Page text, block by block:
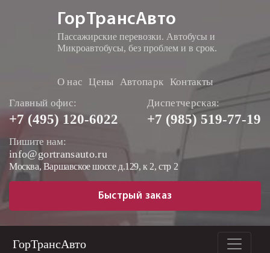
ГорТрансАвто
Пассажирские перевозки. Автобусы и
Микроавтобусы, без проблем и в срок.
О нас Цены Автопарк Контакты
Главный офис:
+7 (495) 120-6022
Диспетчерская:
+7 (985) 519-77-19
Пишите нам:
info@gortransauto.ru
Москва, Варшавское шоссе д.129, к 2, стр 2
Быстрый заказ
ГорТрансАвто